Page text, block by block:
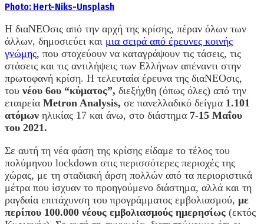
Photo: Hert-Niks-Unsplash
Η διαΝΕΟσις από την αρχή της κρίσης, πέραν όλων των
άλλων, δημοσιεύει και μια σειρά από έρευνες κοινής
γνώμης, που στοχεύουν να καταγράψουν τις τάσεις, τις
στάσεις και τις αντιλήψεις των Ελλήνων απέναντι στην
πρωτοφανή κρίση. Η τελευταία έρευνα της διαΝΕΟσις,
του νέου 6ου “κύματος”, διεξήχθη (όπως όλες) από την
εταιρεία Metron Analysis, σε πανελλαδικό δείγμα 1.101
ατόμων ηλικίας 17 και άνω, στο διάστημα 7-15 Μαΐου
του 2021.
Σε αυτή τη νέα φάση της κρίσης είδαμε το τέλος του
πολύμηνου lockdown στις περισσότερες περιοχές της
χώρας, με τη σταδιακή άρση πολλών από τα περιοριστικά
μέτρα που ίσχυαν το προηγούμενο διάστημα, αλλά και τη
ραγδαία επιτάχυνση του προγράμματος εμβολιασμού, με
περίπου 100.000 νέους εμβολιασμούς ημερησίως (εκτός